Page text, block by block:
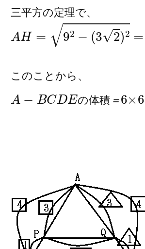
三平方の定理で、
A H= −(32)2=63=
このことから、
の 体 積
A CDEの 積＝ 6× 6×